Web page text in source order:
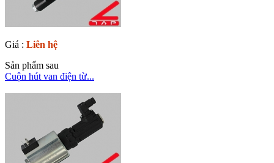
Giá : Liên hệ
Sản phẩm sau
Cuộn hút van điện từ...